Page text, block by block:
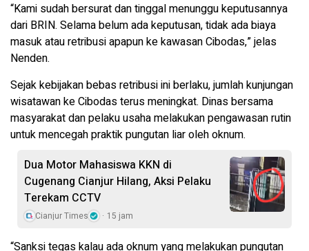
“Kami sudah bersurat dan tinggal menunggu keputusannya
dari BRIN. Selama belum ada keputusan, tidak ada biaya
masuk atau retribusi apapun ke kawasan Cibodas,” jelas
Nenden.
Sejak kebijakan bebas retribusi ini berlaku, jumlah kunjungan
wisatawan ke Cibodas terus meningkat. Dinas bersama
masyarakat dan pelaku usaha melakukan pengawasan rutin
untuk mencegah praktik pungutan liar oleh oknum.
Dua Motor Mahasiswa KKN di
Cugenang Cianjur Hilang, Aksi Pelaku
Terekam CCTV
Cianjur Times 15 jam
“Sanksi tegas kalau ada oknum yang melakukan pungutan